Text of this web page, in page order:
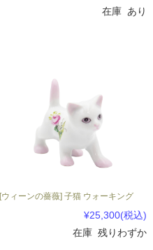
在庫 あり
[ウィーンの薔薇] 子猫 ウォーキング
¥25,300(税込)
在庫 残りわずか